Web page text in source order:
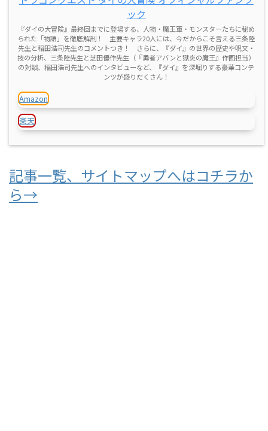
ック
『ダイの大冒険』最終回までに登場する、人物・魔王軍・モンスターたちに秘め
られた「物語」を徹底解剖！ 主要キャラ20人には、今だからこそ言える三条陸
先生と稲田浩司先生のコメントつき！ さらに、『ダイ』の世界の歴史や呪文・
技の分析、三条陸先生と芝田優作先生（『勇者アバンと獄炎の魔王』作画担当）
の対談、稲田浩司先生へのインタビューなど、『ダイ』を深堀りする豪華コンテ
ンツが盛りだくさん！
Amazon
楽天
記事一覧、サイトマップへはコチラか
ら→